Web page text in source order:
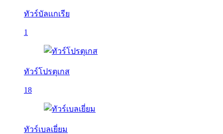
ทัวร์บัลเเกเรีย
1
ทัวร์โปรตุเกส
18
ทัวร์เบลเยี่ยม